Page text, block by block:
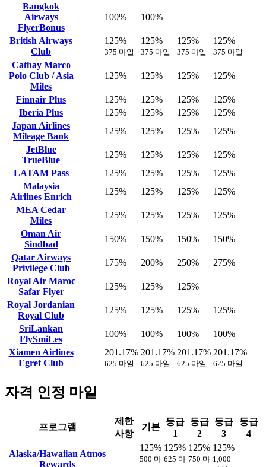
Bangkok
Airways
FlyerBonus
100% 100%
British Airways
Club
125%
375 마일
125%
375 마일
125%
375 마일
125%
375 마일
Cathay Marco
Polo Club / Asia
Miles
125% 125% 125% 125%
Finnair Plus 125% 125% 125%
125%
Iberia Plus
125% 125% 125%
125%
Japan Airlines
Mileage Bank
125% 125% 125%
125%
JetBlue
TrueBlue
125% 125% 125%
125%
LATAM Pass
125% 125% 125%
125%
Malaysia
Airlines Enrich
125% 125% 125%
125%
MEA Cedar
Miles
125% 125% 125%
125%
Oman Air
Sindbad
150% 150% 150%
150%
Qatar Airways
Privilege Club
175% 200% 250%
275%
Royal Air Maroc
Safar Flyer
125% 125%
125%
Royal Jordanian
Royal Club
125% 125% 125%
125%
SriLankan
FlySmiLes
100% 100% 100%
100%
Xiamen Airlines
Egret Club
201.17%
625 마일
201.17%
625 마일
201.17%
625 마일
201.17%
625 마일
자격 인정 마일
프로그램
제한
사항
기본
등급
1
등급
2
등급
3
등급
4
Alaska/Hawaiian Atmos
Rewards
125%
500 마
125%
625 마
125%
750 마
125%
1,000